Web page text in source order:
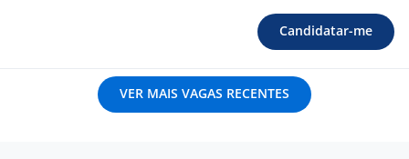
Candidatar-me
VER MAIS VAGAS RECENTES